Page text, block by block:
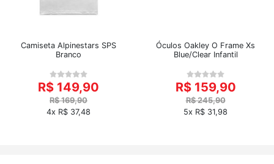
Camiseta Alpinestars SPS
Branco
R$ 149,90
R$ 169,90
4x R$ 37,48
Óculos Oakley O Frame Xs
Blue/Clear Infantil
R$ 159,90
R$ 245,90
5x R$ 31,98